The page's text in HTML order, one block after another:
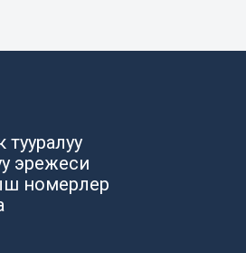
тууралуу
эрежеси
номерлер